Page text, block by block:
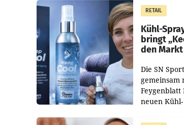
Juli und
RETAIL
Kühl-
bringt
den Markt
Die SN
gemeinsam
Feygenblatt
neuen
Markt. Das